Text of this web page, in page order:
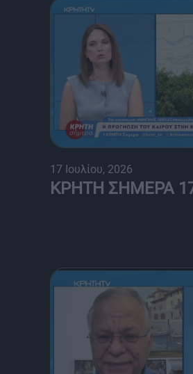
17 Ιουλίου, 2026
ΚΡΗΤΗ ΣΗΜΕΡΑ